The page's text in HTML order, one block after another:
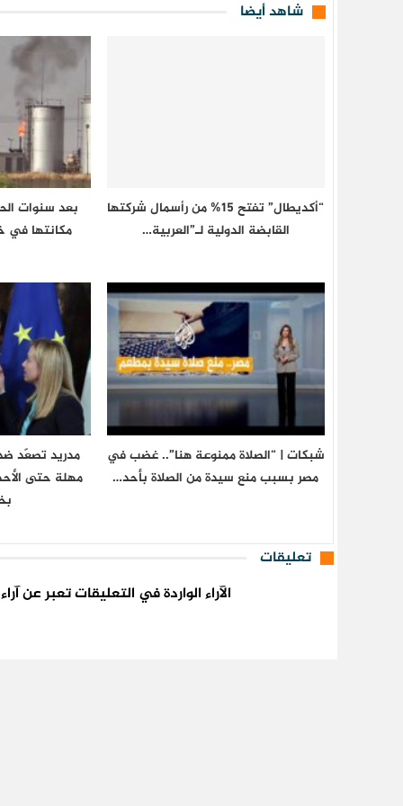
شاهد أيضا
“أكديطال” تفتح 15% من رأسمال شركتها
القابضة الدولية لـ”العربية…
بعد سنوات
مكانتها في
شبكات | “الصلاة ممنوعة هنا”.. غضب في
مصر بسبب منع سيدة من الصلاة بأحد…
مدريد تصعّد
مهلة حتى
تعليقات
الآراء الواردة في التعليقات تعبر عن